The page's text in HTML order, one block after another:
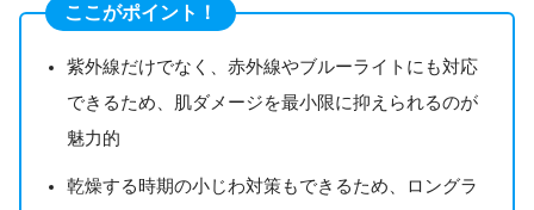
ここがポイント！
紫外線だけでなく、赤外線やブルーライトにも対応
できるため、肌ダメージを最小限に抑えられるのが
魅力的
乾燥する時期の小じわ対策もできるため、ロングラ